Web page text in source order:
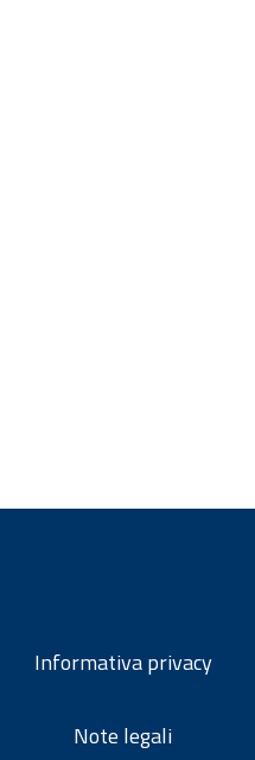
Informativa privacy
Note legali